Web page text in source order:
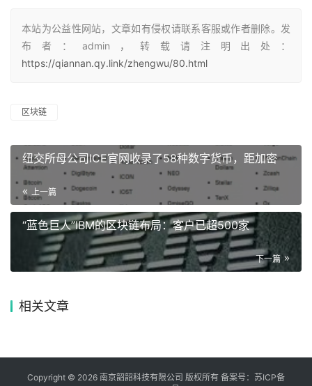
本站为公益性网站，文章如有侵权请联系客服或作者删除。发
布者：admin，转载请注明出处：
https://qiannan.qy.link/zhengwu/80.html
区块链
纽交所母公司ICE官网收录了58种数字货币，距加密
上一篇
“蓝色巨人”IBM的区块链布局：客户已超500家
下一篇
相关文章
Copyright © 2026 南京韶韶科技有限公司 版权所有 备案号： 苏ICP备